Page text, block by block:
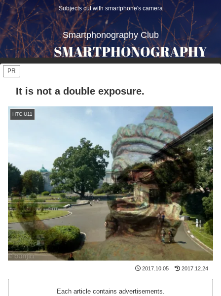
Subjects cut with smartphone's camera
Smartphonography Club
PR
It is not a double exposure.
HTC U11
2017.10.05 2017.12.24
Each article contains advertisements.